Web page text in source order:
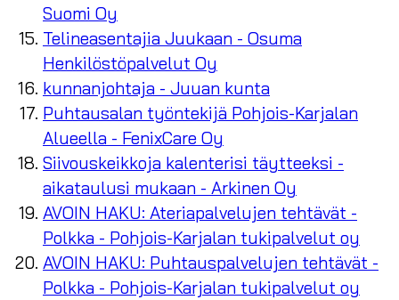
Suomi Oy
Telineasentajia Juukaan - Osuma
Henkilöstöpalvelut Oy
kunnanjohtaja - Juuan kunta
Puhtausalan työntekijä Pohjois-Karjalan
Alueella - FenixCare Oy
Siivouskeikkoja kalenterisi täytteeksi -
aikataulusi mukaan - Arkinen Oy
AVOIN HAKU: Ateriapalvelujen tehtävät -
Polkka - Pohjois-Karjalan tukipalvelut oy
AVOIN HAKU: Puhtauspalvelujen tehtävät -
Polkka - Pohjois-Karjalan tukipalvelut oy